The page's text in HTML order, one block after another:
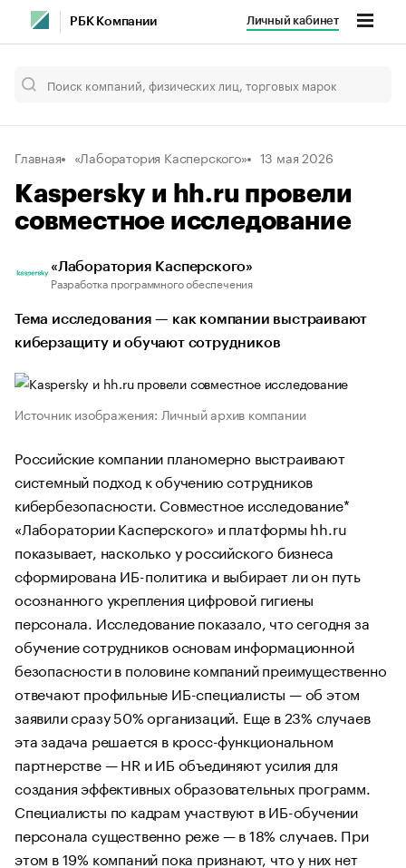
РБК Компании Личный кабинет
Главная «Лаборатория Касперского» 13 мая 2026
Kaspersky и hh.ru провели
совместное исследование
«Лаборатория Касперского»
Разработка программного обеспечения
Тема исследования — как компании выстраивают
киберзащиту и обучают сотрудников
Источник изображения: Личный архив компании
Российские компании планомерно выстраивают
системный подход к обучению сотрудников
кибербезопасности. Совместное исследование*
«Лаборатории Касперского» и платформы hh.ru
показывает, насколько у российского бизнеса
сформирована ИБ-политика и выбирает ли он путь
осознанного укрепления цифровой гигиены
персонала. Исследование показало, что сегодня за
обучение сотрудников основам информационной
безопасности в половине компаний преимущественно
отвечают профильные ИБ-специалисты — об этом
заявили сразу 50% организаций. Еще в 23% случаев
эта задача решается в кросс-функциональном
партнерстве — HR и ИБ объединяют усилия для
создания эффективных образовательных программ.
Специалисты по кадрам участвуют в ИБ-обучении
персонала существенно реже — в 18% случаев. При
этом в 19% компаний пока признают, что у них нет